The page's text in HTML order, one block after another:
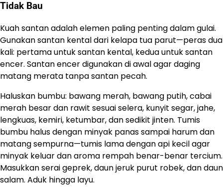
Tidak Bau
Kuah santan adalah elemen paling penting dalam gulai.
Gunakan santan kental dari kelapa tua parut—peras dua
kali: pertama untuk santan kental, kedua untuk santan
encer. Santan encer digunakan di awal agar daging
matang merata tanpa santan pecah.
Haluskan bumbu: bawang merah, bawang putih, cabai
merah besar dan rawit sesuai selera, kunyit segar, jahe,
lengkuas, kemiri, ketumbar, dan sedikit jinten. Tumis
bumbu halus dengan minyak panas sampai harum dan
matang sempurna—tumis lama dengan api kecil agar
minyak keluar dan aroma rempah benar-benar tercium.
Masukkan serai geprek, daun jeruk purut robek, dan daun
salam. Aduk hingga layu.